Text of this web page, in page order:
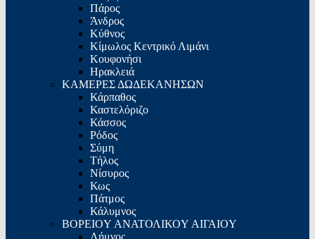
Πάρος
Άνδρος
Κύθνος
Κίμωλος Κεντρικό Λιμάνι
Κουφονήσι
Ηρακλειά
ΚΑΜΕΡΕΣ ΔΩΔΕΚΑΝΗΣΩΝ
Κάρπαθος
Καστελόριζο
Κάσσος
Ρόδος
Σύμη
Τήλος
Νίσυρος
Κως
Πάτμος
Κάλυμνος
ΒΟΡΕΙΟY ΑΝΑΤΟΛΙΚΟY ΑΙΓΑΙΟY
Λήμνος